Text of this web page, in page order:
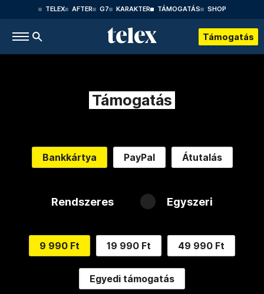
TELEX AFTER G7 KARAKTER TÁMOGATÁS SHOP
Támogatás
Támogatás
Bankkártya PayPal Átutalás
Rendszeres Egyszeri
9 990 Ft 19 990 Ft 49 990 Ft
Egyedi támogatás